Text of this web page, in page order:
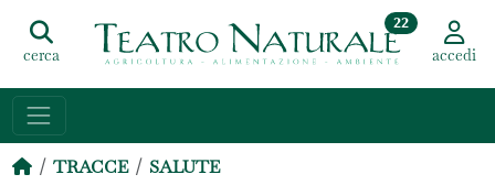
cerca
22
accedi
TRACCE SALUTE